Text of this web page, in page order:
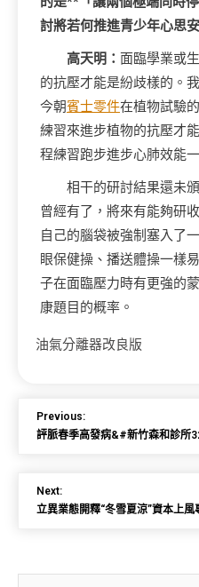
討將若何推進青少年心思
高天明： 面臨學業或
的抗壓才能是紛歧樣的。
今朝賓士零件在植物試驗
練習來進步植物的抗壓才能
程練習跑步進步心肺效能
相干的研討結果還未
曾經有了，將來有能夠研
自己的腦袋被強制塞入了
眼保健操、播送體操一樣
子在面臨壓力時有更強的
康題目的概率。
油氣分離器改良版
Previous:
評脈春季高發病&#新竹森和診所
Next:
立異業態開釋“冬雪夏涼”資本上